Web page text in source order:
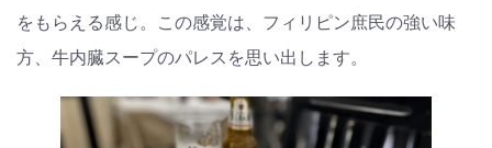
をもらえる感じ。この感覚は、フィリピン庶民の強い味
方、牛内臓スープのパレスを思い出します。